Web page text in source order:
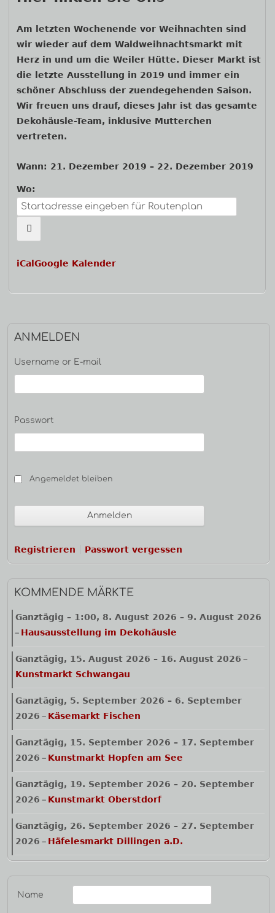
Am letzten Wochenende vor Weihnachten sind
wir wieder auf dem Waldweihnachtsmarkt mit
Herz in und um die Weiler Hütte. Dieser Markt ist
die letzte Ausstellung in 2019 und immer ein
schöner Abschluss der zuendegehenden Saison.
Wir freuen uns drauf, dieses Jahr ist das gesamte
Dekohäusle-Team, inklusive Mutterchen
vertreten.
Wann: 21. Dezember 2019 – 22. Dezember 2019
Wo:
iCal Google Kalender
Haupt-
Seitenleiste
ANMELDEN
Username or E-mail
Passwort
Angemeldet bleiben
Registrieren Passwort vergessen
KOMMENDE MÄRKTE
Ganztägig – 1:00, 8. August 2026 – 9. August 2026
– Hausausstellung im Dekohäusle
Ganztägig, 15. August 2026 – 16. August 2026 –
Kunstmarkt Schwangau
Ganztägig, 5. September 2026 – 6. September
2026 – Käsemarkt Fischen
Ganztägig, 15. September 2026 – 17. September
2026 – Kunstmarkt Hopfen am See
Ganztägig, 19. September 2026 – 20. September
2026 – Kunstmarkt Oberstdorf
Ganztägig, 26. September 2026 – 27. September
2026 – Häfelesmarkt Dillingen a.D.
Name